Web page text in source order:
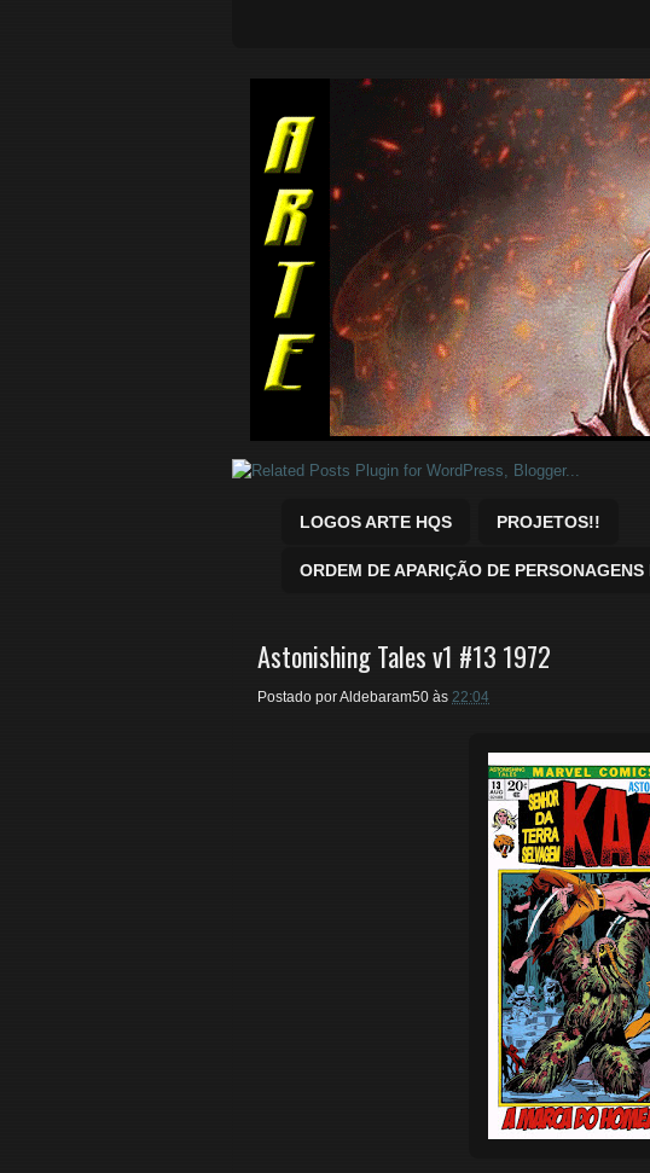
Quadrinhos Marvel e DC para baixar.
LOGOS ARTE HQS PROJETOS!!
ORDEM DE APARIÇÃO DE
Astonishing Tales v1 #13 1972
Postado porAldebaram50 às 22:04